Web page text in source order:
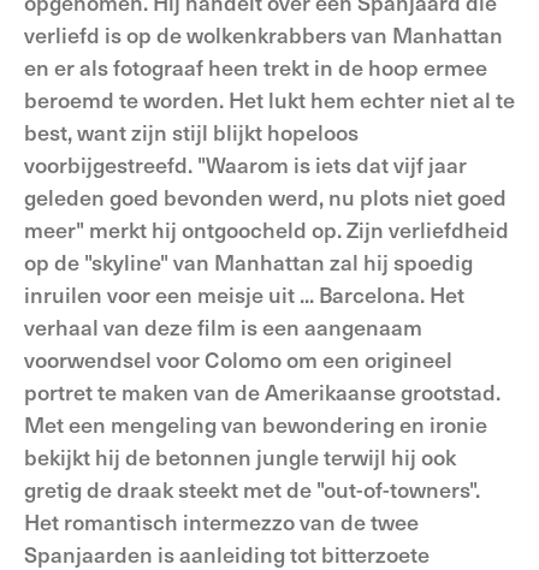
verliefd is op de wolkenkrabbers van Manhattan
en er als fotograaf heen trekt in de hoop ermee
beroemd te worden. Het lukt hem echter niet al te
best, want zijn stijl blijkt hopeloos
voorbijgestreefd. "Waarom is iets dat vijf jaar
geleden goed bevonden werd, nu plots niet goed
meer" merkt hij ontgoocheld op. Zijn verliefdheid
op de "skyline" van Manhattan zal hij spoedig
inruilen voor een meisje uit ... Barcelona. Het
verhaal van deze film is een aangenaam
voorwendsel voor Colomo om een origineel
portret te maken van de Amerikaanse grootstad.
Met een mengeling van bewondering en ironie
bekijkt hij de betonnen jungle terwijl hij ook
gretig de draak steekt met de "out-of-towners".
Het romantisch intermezzo van de twee
Spanjaarden is aanleiding tot bitterzoete